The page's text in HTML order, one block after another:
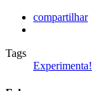
compartilhar
Tags
Experimenta!